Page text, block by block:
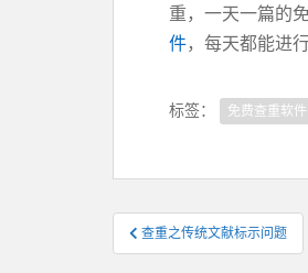
重，一天一篇的
件，每天都能进
标签： 免费查重软件
文
章
查重之传统文献标示问题